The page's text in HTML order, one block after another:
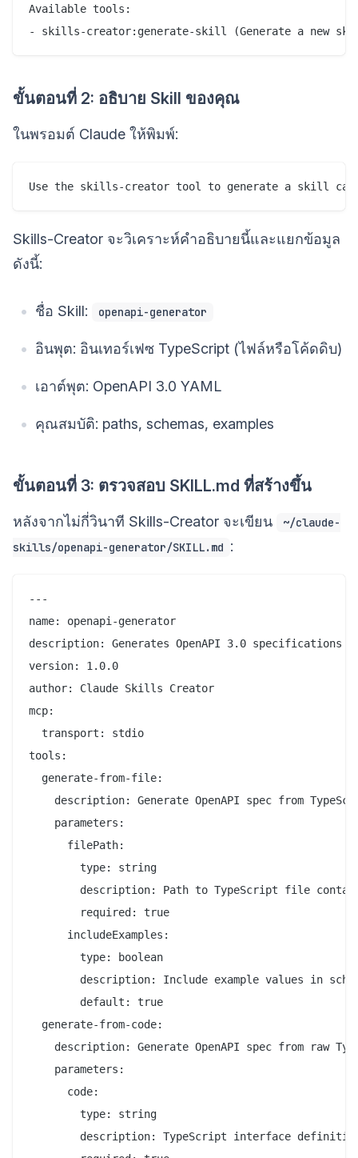
Available tools:
ขั้นตอนที่ 2: อธิบาย Skill ของคุณ
ในพรอมต์ Claude ให้พิมพ์:
Skills-Creator จะวิเคราะห์คำอธิบายนี้และแยกข้อมูล
ดังนี้:
ชื่อ Skill: openapi-generator
อินพุต: อินเทอร์เฟซ TypeScript (ไฟล์หรือโค้ดดิบ)
เอาต์พุต: OpenAPI 3.0 YAML
คุณสมบัติ: paths, schemas, examples
ขั้นตอนที่ 3: ตรวจสอบ SKILL.md ที่สร้างขึ้น
หลังจากไม่กี่วินาที Skills-Creator จะเขียน
~/claude-
skills/openapi-generator/SKILL.md :
---
name: openapi-generator
description: Generates OpenAPI 3.0 specifications
version: 1.0.0
author: Claude Skills Creator
mcp:
  transport: stdio
tools:
  generate-from-file:
description: Generate OpenAPI spec from
    parameters:
      filePath:
        type: string
description: Path to TypeScript file
        required: true
      includeExamples:
        type: boolean
description: Include example values in
        default: true
  generate-from-code:
description: Generate OpenAPI spec from raw
    parameters:
      code:
        type: string
description: TypeScript interface